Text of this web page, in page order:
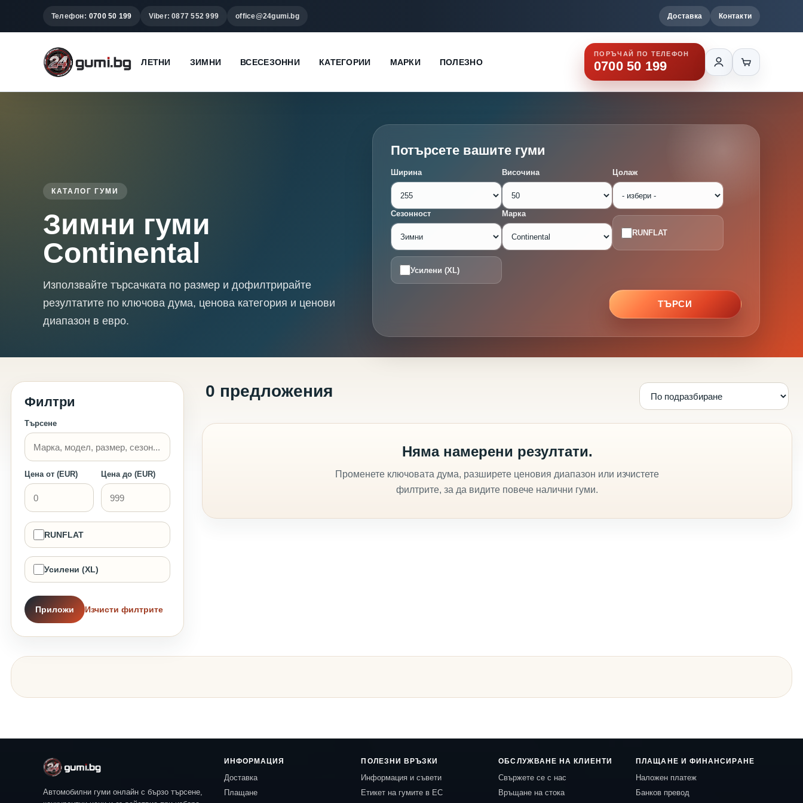
Телефон: 0700 50 199 Viber: 0877 552 999 office@24gumi.bg Доставка Контакти
ЛЕТНИ ЗИМНИ ВСЕСЕЗОННИ КАТЕГОРИИ МАРКИ ПОЛЕЗНО
ПОРЪЧАЙ ПО ТЕЛЕФОН
0700 50 199
КАТАЛОГ ГУМИ
Зимни гуми
Continental
Използвайте търсачката по размер и дофилтрирайте
резултатите по ключова дума, ценова категория и ценови
диапазон в евро.
Потърсете вашите гуми
Ширина Височина Цолаж
Сезонност Марка
RUNFLAT
Усилени (XL)
ТЪРСИ
Филтри
Търсене
Цена от (EUR) Цена до (EUR)
RUNFLAT
Усилени (XL)
Приложи Изчисти филтрите
0 предложения
Няма намерени резултати.
Променете ключовата дума, разширете ценовия диапазон или изчистете
филтрите, за да видите повече налични гуми.
Автомобилни гуми онлайн с бързо търсене,
ИНФОРМАЦИЯ
Доставка
Плащане
ПОЛЕЗНИ ВРЪЗКИ
Информация и съвети
Етикет на гумите в ЕС
ОБСЛУЖВАНЕ НА КЛИЕНТИ
Свържете се с нас
Връщане на стока
ПЛАЩАНЕ И ФИНАНСИРАНЕ
Наложен платеж
Банков превод